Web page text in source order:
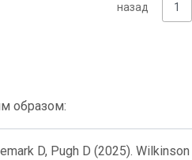
назад 1
образом:
D, Pugh D (2025).